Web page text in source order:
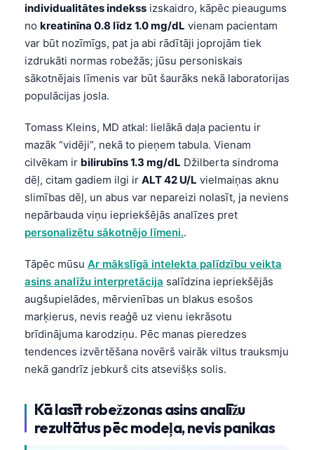
individualitātes indekss izskaidro, kāpēc pieaugums
no kreatinīna 0.8 līdz 1.0 mg/dL vienam pacientam
var būt nozīmīgs, pat ja abi rādītāji joprojām tiek
izdrukāti normas robežās; jūsu personiskais
sākotnējais līmenis var būt šaurāks nekā laboratorijas
populācijas josla.
Tomass Kleins, MD atkal: lielākā daļa pacientu ir
mazāk “vidēji”, nekā to pieņem tabula. Vienam
cilvēkam ir bilirubīns 1.3 mg/dL Džilberta sindroma
dēļ, citam gadiem ilgi ir ALT 42 U/L vielmaiņas aknu
slimības dēļ, un abus var nepareizi nolasīt, ja neviens
nepārbauda viņu iepriekšējās analīzes pret
personalizētu sākotnējo līmeni..
Tāpēc mūsu Ar mākslīgā intelekta palīdzību veikta
asins analīžu interpretācija salīdzina iepriekšējās
augšupielādes, mērvienības un blakus esošos
marķierus, nevis reaģē uz vienu iekrāsotu
brīdinājuma karodziņu. Pēc manas pieredzes
tendences izvērtēšana novērš vairāk viltus trauksmju
nekā gandrīz jebkurš cits atsevišķs solis.
Kā lasīt robežzonas asins analīžu
rezultātus pēc modeļa, nevis panikas
Українська
O‘zbekcha
Suomi
Hrvatski
Slovenčina
كوردی‎
سنڌي
සිංහල
অসমীয়া
Galego
Македонски јазик
Gàidhlig
Occitan
العربية المغربية
Afrikaans